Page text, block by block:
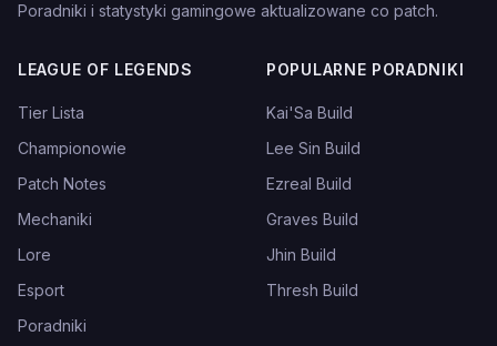
Poradniki i statystyki gamingowe aktualizowane co patch.
LEAGUE OF LEGENDS
Tier Lista
Championowie
Patch Notes
Mechaniki
Lore
Esport
Poradniki
POPULARNE PORADNIKI
Kai'Sa Build
Lee Sin Build
Ezreal Build
Graves Build
Jhin Build
Thresh Build